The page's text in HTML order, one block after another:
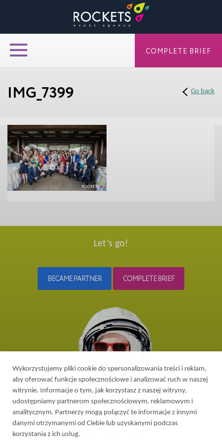
IMG_7399 Go back
Let’s go!
BECAME PARTNER COMPLETE BRIEF
COMPLETE BRIEF
Wykorzystujemy pliki cookie do spersonalizowania treści i reklam,
aby oferować funkcje społecznościowe i analizować ruch w naszej
witrynie. Informacje o tym, jak korzystasz z naszej witryny,
udostępniamy partnerom społecznościowym, reklamowym i
analitycznym. Partnerzy mogą połączyć te informacje z innymi
danymi otrzymanymi od Ciebie lub uzyskanymi podczas
korzystania z ich usług.